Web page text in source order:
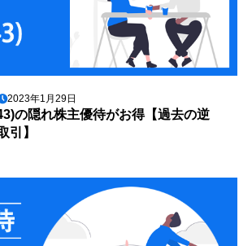
2023年1月29日
の隠れ株主優待がお得【過去の逆
引】